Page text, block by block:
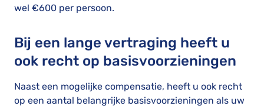
wel €600 per persoon.
Bij een lange vertraging heeft u
ook recht op basisvoorzieningen
Naast een mogelijke compensatie, heeft u ook recht
op een aantal belangrijke basisvoorzieningen als uw